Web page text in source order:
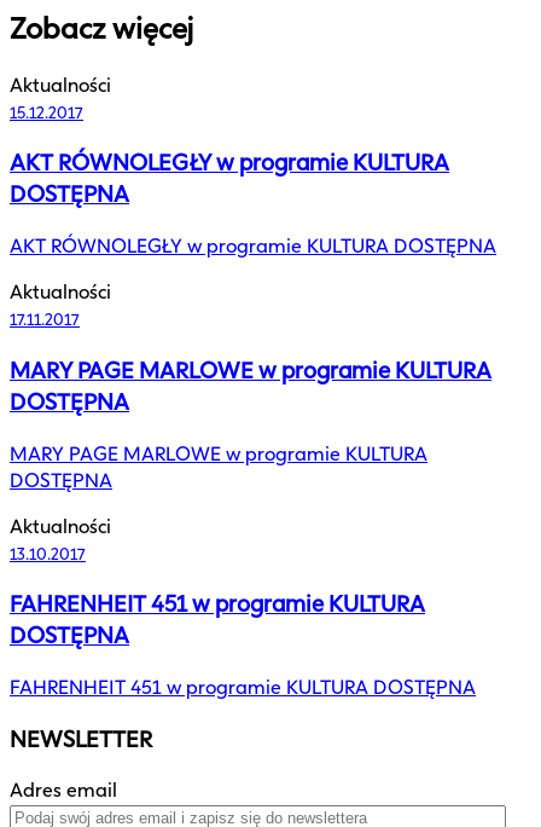
Zobacz więcej
Aktualności
15.12.2017
AKT RÓWNOLEGŁY w programie KULTURA
DOSTĘPNA
AKT RÓWNOLEGŁY w programie KULTURA DOSTĘPNA
Aktualności
17.11.2017
MARY PAGE MARLOWE w programie KULTURA
DOSTĘPNA
MARY PAGE MARLOWE w programie KULTURA
DOSTĘPNA
Aktualności
13.10.2017
FAHRENHEIT 451 w programie KULTURA
DOSTĘPNA
FAHRENHEIT 451 w programie KULTURA DOSTĘPNA
NEWSLETTER
Adres email